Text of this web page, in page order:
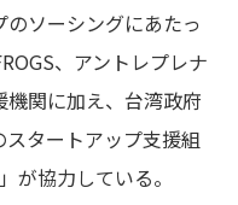
ソーシングにあたっ
、アントレプレナ
関に加え、台湾政府
タートアップ支援組
が協力している。